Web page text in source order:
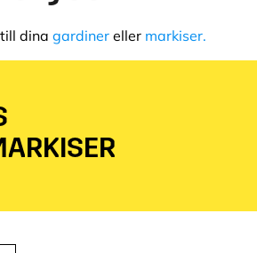
dina gardiner eller markiser.